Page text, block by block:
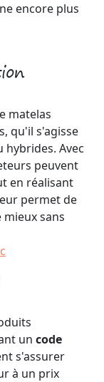
encore plus
matelas
qu'il s'agisse
hybrides. Avec
peuvent
en réalisant
permet de
sans
un code
s'assurer
à un prix